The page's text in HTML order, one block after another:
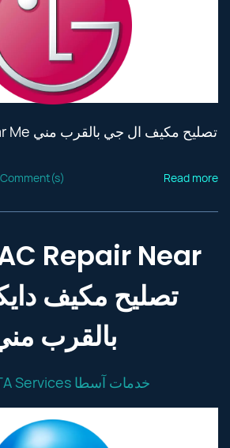
LG AC Repair Near Me تصليح مكيف ال جي بالقرب مني
Comment(s) Read more
Repair Near
بالقرب
OSTA Services خدمات آسطا